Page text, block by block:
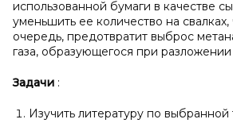
использованной бумаги в качестве
уменьшить ее количество на свалках,
очередь, предотвратит выброс
газа, образующегося при разложении
Задачи :
Изучить литературу по выбранной